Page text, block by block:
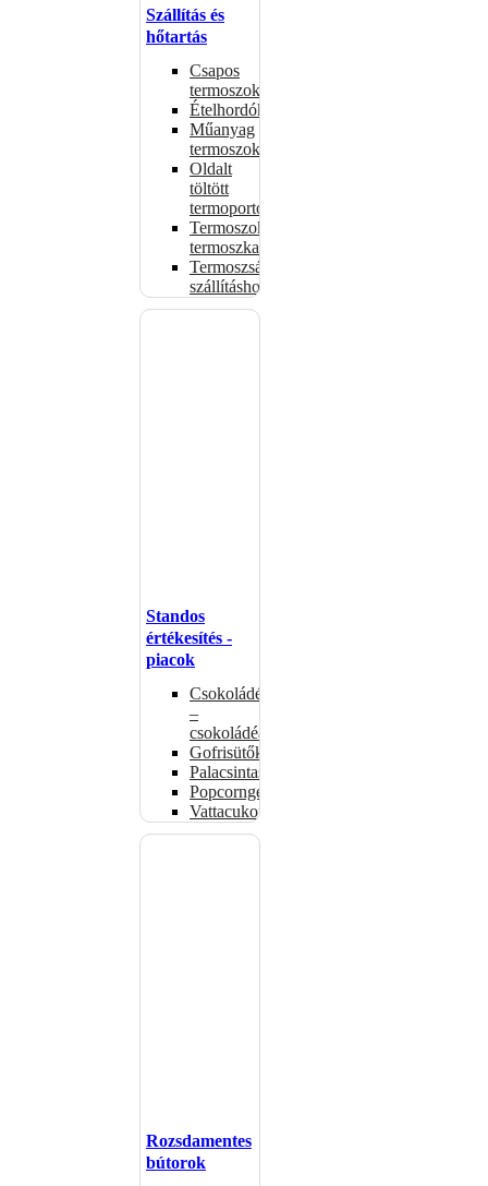
Szállítás és
hőtartás
Csapos
termoszok
Ételhordók
Műanyag
termoszok
Oldalt
töltött
termoportok
Termoszok,
termoszkannák
Termoszsákok
szállításhoz
Standos
értékesítés -
piacok
Csokoládémelegítők
–
csokoládéadagolók
Gofrisütők
Palacsintasütők
Popcorngépek
Vattacukorgép
Rozsdamentes
bútorok